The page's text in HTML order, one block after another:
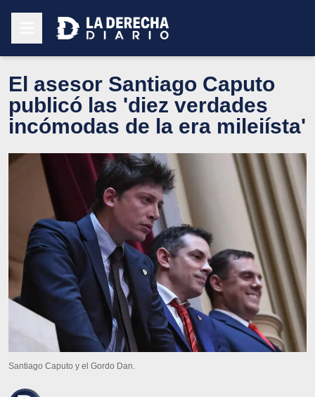
El asesor Santiago Caputo
publicó las 'diez verdades
incómodas de la era mileiísta'
Santiago Caputo y el Gordo Dan.